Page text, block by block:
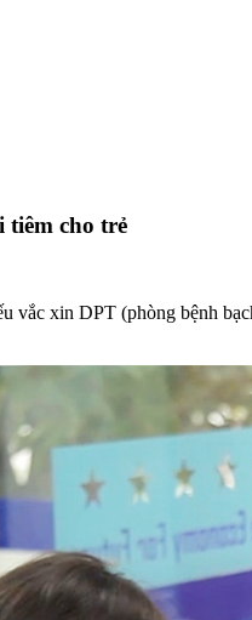
tiêm cho trẻ
xin DPT (phòng bệnh